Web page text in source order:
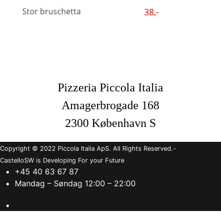
Stor bruschetta 38,-
Pizzeria Piccola Italia
Amagerbrogade 168
2300 København S
Copyright © 2022 Piccola Italia ApS. All Rights Reserved.-
CastelloSW is Developing For your Future
+45 40 63 67 87
Mandag – Søndag 12:00 – 22:00